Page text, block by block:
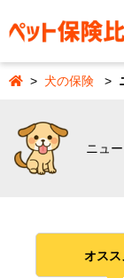
犬の保険
ニュ
オスス